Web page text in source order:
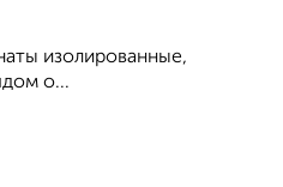
изолированные,
о...